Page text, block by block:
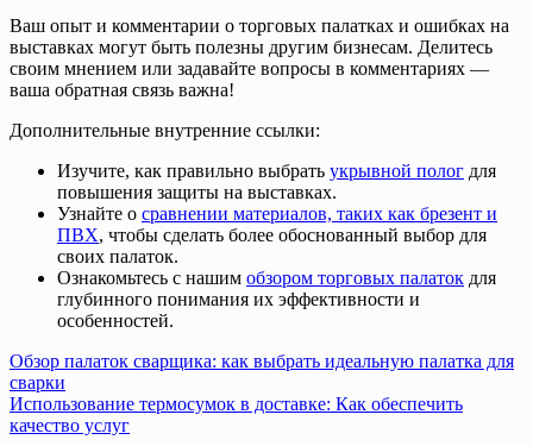
Ваш опыт и комментарии о торговых палатках и ошибках на
выставках могут быть полезны другим бизнесам. Делитесь
своим мнением или задавайте вопросы в комментариях —
ваша обратная связь важна!
Дополнительные внутренние ссылки:
Изучите, как правильно выбрать укрывной полог для
повышения защиты на выставках.
Узнайте о сравнении материалов, таких как брезент и
ПВХ, чтобы сделать более обоснованный выбор для
своих палаток.
Ознакомьтесь с нашим обзором торговых палаток для
глубинного понимания их эффективности и
особенностей.
Навигация
по
записям
Обзор палаток сварщика: как выбрать идеальную палатка для
сварки
Использование термосумок в доставке: Как обеспечить
качество услуг